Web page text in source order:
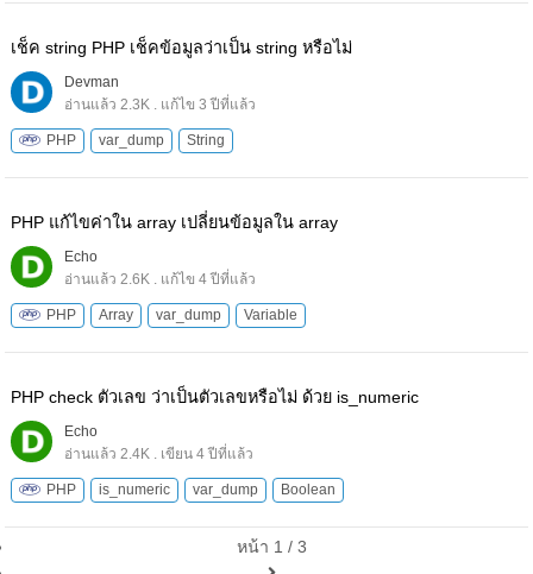
เช็ค string PHP เช็คข้อมูลว่าเป็น string หรือไม่
Devman
อ่านแล้ว 2.3K . แก้ไข 3 ปีที่แล้ว
PHP var_dump String
PHP แก้ไขค่าใน array เปลี่ยนข้อมูลใน array
Echo
อ่านแล้ว 2.6K . แก้ไข 4 ปีที่แล้ว
PHP Array var_dump Variable
PHP check ตัวเลข ว่าเป็นตัวเลขหรือไม่ ด้วย is_numeric
Echo
อ่านแล้ว 2.4K . เขียน 4 ปีที่แล้ว
PHP is_numeric var_dump Boolean
หน้า 1 / 3